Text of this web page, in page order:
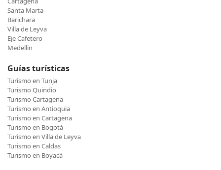
Santa Marta
Barichara
Villa de Leyva
Eje Cafetero
Medellin
Guías turísticas
Turismo en Tunja
Turismo Quindio
Turismo Cartagena
Turismo en Antioquia
Turismo en Cartagena
Turismo en Bogotá
Turismo en Villa de Leyva
Turismo en Caldas
Turismo en Boyacá